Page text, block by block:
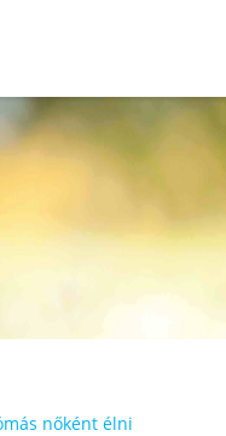
nőként élni